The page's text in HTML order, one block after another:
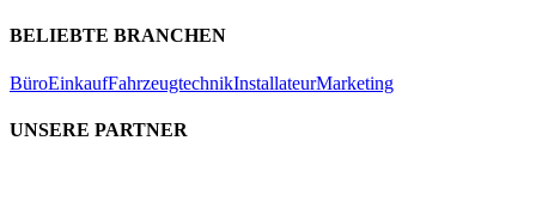
BELIEBTE BRANCHEN
BüroEinkaufFahrzeugtechnikInstallateurMarketing
UNSERE PARTNER